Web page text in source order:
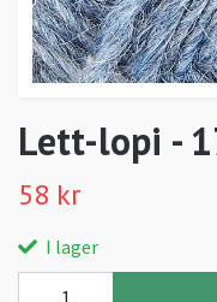
Lett-lopi -
58 kr
I lager